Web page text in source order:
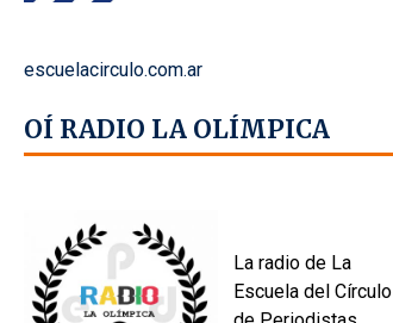
escuelacirculo.com.ar
OÍ RADIO LA OLÍMPICA
La radio de La
Escuela del Círculo